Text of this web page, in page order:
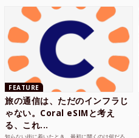
FEATURE
旅の通信は、ただのインフラじ
ゃない。Coral eSIMと考え
る、これ...